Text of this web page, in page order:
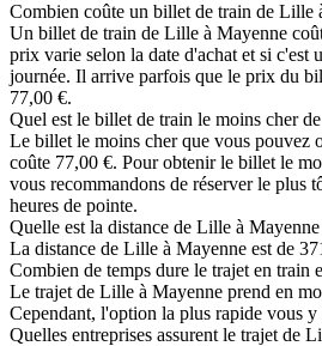
Combien coûte un billet de train de Lille
Un billet de train de Lille à Mayenne
prix varie selon la date d'achat et si c'est
journée. Il arrive parfois que le prix du
77,00 €.
Quel est le billet de train le moins cher
Le billet le moins cher que vous pouvez
coûte 77,00 €. Pour obtenir le billet le
vous recommandons de réserver le plus
heures de pointe.
Quelle est la distance de Lille à
La distance de Lille à Mayenne est de
Combien de temps dure le trajet en train
Le trajet de Lille à Mayenne prend en
Cependant, l'option la plus rapide vous
Quelles entreprises assurent le trajet de